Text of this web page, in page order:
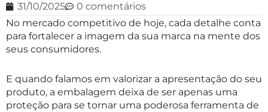
31/10/2025
0 comentários
No mercado competitivo de hoje, cada detalhe conta
para fortalecer a imagem da sua marca na mente dos
seus consumidores.
E quando falamos em valorizar a apresentação do seu
produto, a embalagem deixa de ser apenas uma
proteção para se tornar uma poderosa ferramenta de